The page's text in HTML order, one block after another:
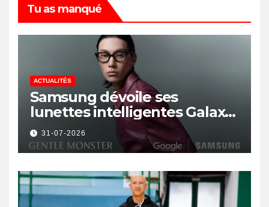
Tu as manqué
ACTUALITÉS
Samsung dévoile ses
lunettes intelligentes Galaxy
avec IA et Gemini
31-07-2026